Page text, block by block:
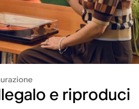
e riproduci